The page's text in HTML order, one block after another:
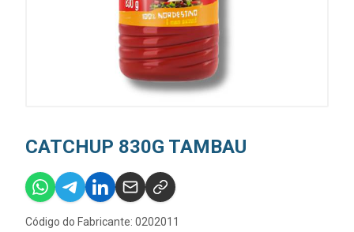
CATCHUP 830G TAMBAU
Código do Fabricante: 0202011